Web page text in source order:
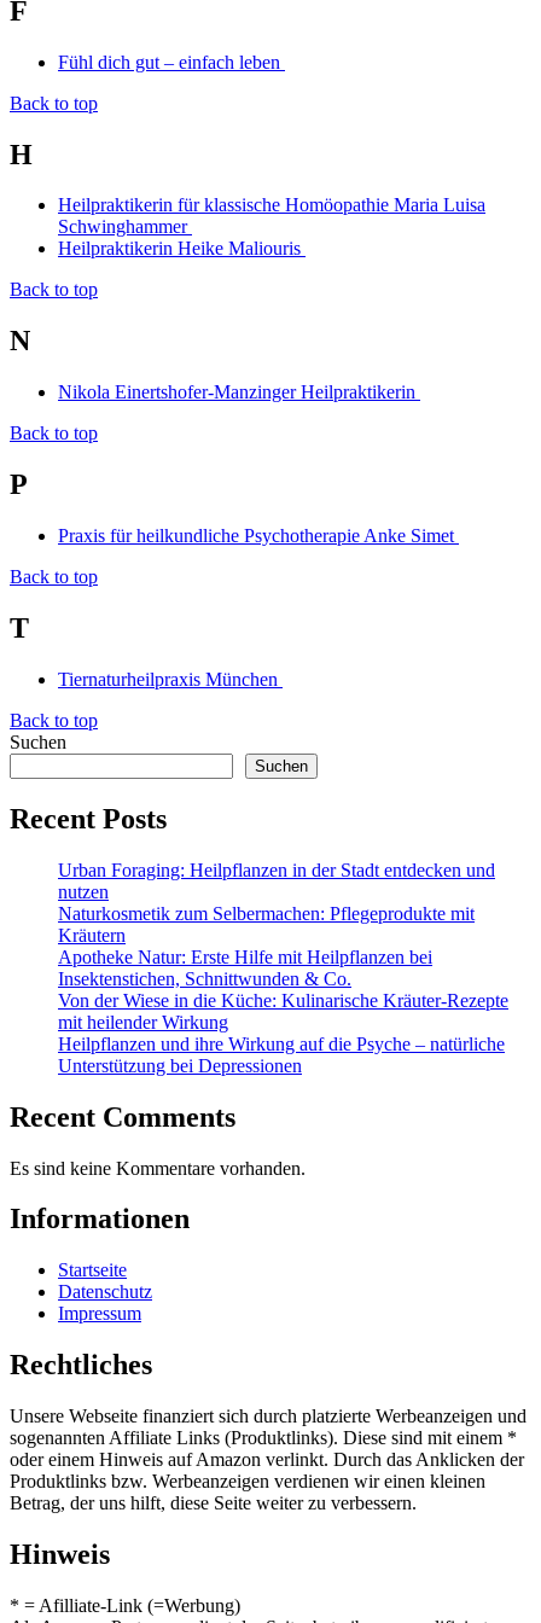
F
Fühl dich gut – einfach leben
Back to top
H
Heilpraktikerin für klassische Homöopathie Maria Luisa
Schwinghammer
Heilpraktikerin Heike Maliouris
Back to top
N
Nikola Einertshofer-Manzinger Heilpraktikerin
Back to top
P
Praxis für heilkundliche Psychotherapie Anke Simet
Back to top
T
Tiernaturheilpraxis München
Back to top
Suchen
Suchen
Recent Posts
Urban Foraging: Heilpflanzen in der Stadt entdecken und
nutzen
Naturkosmetik zum Selbermachen: Pflegeprodukte mit
Kräutern
Apotheke Natur: Erste Hilfe mit Heilpflanzen bei
Insektenstichen, Schnittwunden & Co.
Von der Wiese in die Küche: Kulinarische Kräuter-Rezepte
mit heilender Wirkung
Heilpflanzen und ihre Wirkung auf die Psyche – natürliche
Unterstützung bei Depressionen
Recent Comments
Es sind keine Kommentare vorhanden.
Informationen
Startseite
Datenschutz
Impressum
Rechtliches
Unsere Webseite finanziert sich durch platzierte Werbeanzeigen und
sogenannten Affiliate Links (Produktlinks). Diese sind mit einem *
oder einem Hinweis auf Amazon verlinkt. Durch das Anklicken der
Produktlinks bzw. Werbeanzeigen verdienen wir einen kleinen
Betrag, der uns hilft, diese Seite weiter zu verbessern.
Hinweis
* = Afilliate-Link (=Werbung)